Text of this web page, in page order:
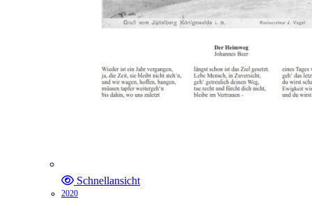
Schnellansicht
2020